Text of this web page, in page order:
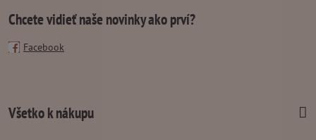
Chcete vidieť naše novinky ako prví?
Facebook
Všetko k nákupu